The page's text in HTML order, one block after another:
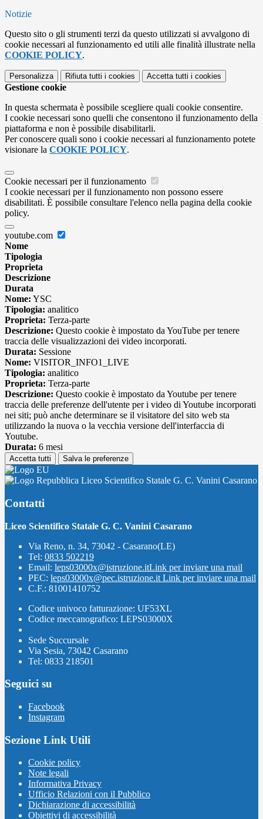
Notizie
Questo sito o gli strumenti terzi da questo utilizzati si avvalgono di
cookie necessari al funzionamento ed utili alle finalità illustrate nella
COOKIE POLICY.
Personalizza Rifiuta tutti i cookies Accetta tutti i cookies
Gestione cookie
In questa schermata è possibile scegliere quali cookie consentire.
I cookie necessari sono quelli che consentono il funzionamento della
piattaforma e non è possibile disabilitarli.
Per conoscere quali sono i cookie necessari al funzionamento potete
visionare la COOKIE POLICY.
Cookie necessari per il funzionamento
I cookie necessari per il funzionamento non possono essere
disabilitati. È possibile consultare l'elenco nella pagina della cookie
policy.
youtube.com
Nome
Tipologia
Proprieta
Descrizione
Durata
Nome: YSC
Tipologia: analitico
Proprieta: Terza-parte
Descrizione: Questo cookie è impostato da YouTube per tenere
traccia delle visualizzazioni dei video incorporati.
Durata: Sessione
Nome: VISITOR_INFO1_LIVE
Tipologia: analitico
Proprieta: Terza-parte
Descrizione: Questo cookie è impostato da Youtube per tenere
traccia delle preferenze dell'utente per i video di Youtube incorporati
nei siti; può anche determinare se il visitatore del sito web sta
utilizzando la nuova o la vecchia versione dell'interfaccia di
Youtube.
Durata: 6 mesi
Accetta tutti Salva le preferenze
Liceo Scientifico Statale G. C. Vanini Casarano
Contatti
Liceo Scientifico Statale G. C. Vanini Casarano
Via Reno, n. 34, 73042 - Casarano(LE)
Tel: 0833 502219
Email: leps03000x@istruzione.itLink per inviare una mail
PEC: leps03000x@pec.istruzione.it Link per inviare una mail
C.F.: 81001410752
Codice univoco fatturazione: UF53XL
Codice meccanografico: LEPS03000X
Sede Succursale
Via Sesia, 73042 Casarano
Tel: 0833 218501
Seguici su
Facebook
Instagram
Sezione Link Utili
Cookie policy
Note legali
Informativa Privacy
Ufficio Relazioni con il Pubblico
Dichiarazione di accessibilità
Obiettivi di accessibilità